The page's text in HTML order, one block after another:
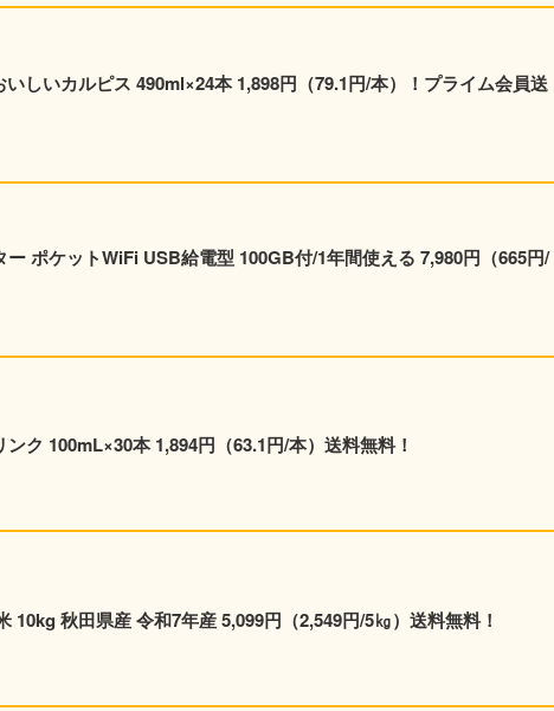
いしいカルピス 490ml×24本 1,898円（79.1円/本）！プライム会員送
ポケットWiFi USB給電型 100GB付/1年間使える 7,980円（665円/
ク 100mL×30本 1,894円（63.1円/本）送料無料！
10kg 秋田県産 令和7年産 5,099円（2,549円/5㎏）送料無料！